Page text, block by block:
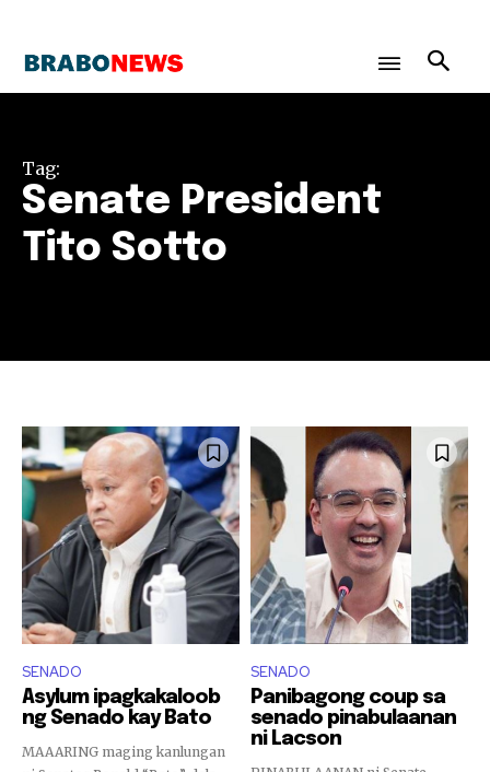
Tag:
Senate President
Tito Sotto
SENADO
Asylum ipagkakaloob
ng Senado kay Bato
MAAARING maging kanlungan
SENADO
Panibagong coup sa
senado pinabulaanan
ni Lacson